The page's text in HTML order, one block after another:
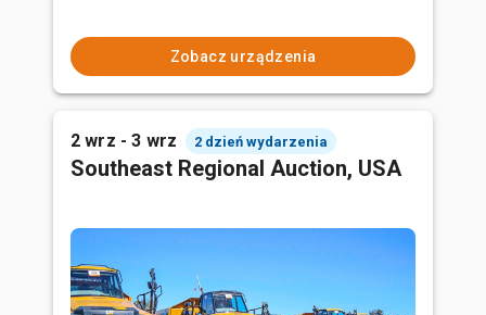
Zobacz urządzenia
2 wrz - 3 wrz 2 dzień wydarzenia
Southeast Regional Auction, USA